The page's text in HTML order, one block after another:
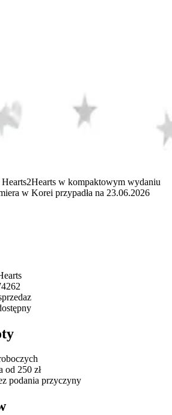
w kompaktowym wydaniu
w Korei przypadła na 23.06.2026
od 250 zł
podania przyczyny